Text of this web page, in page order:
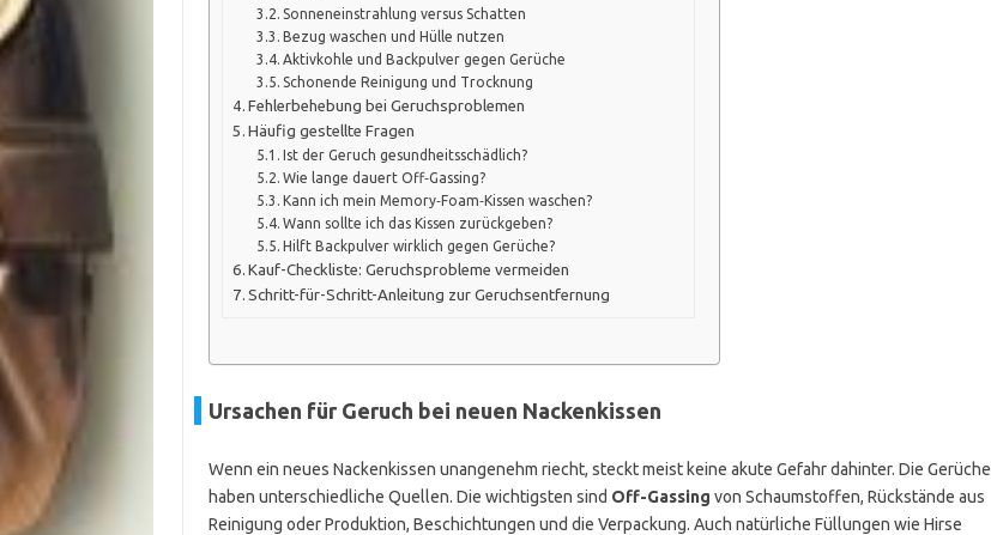
Sonneneinstrahlung versus Schatten
Bezug waschen und Hülle nutzen
Aktivkohle und Backpulver gegen Gerüche
Schonende Reinigung und Trocknung
Fehlerbehebung bei Geruchsproblemen
Häufig gestellte Fragen
Ist der Geruch gesundheitsschädlich?
Wie lange dauert Off‑Gassing?
Kann ich mein Memory‑Foam‑Kissen waschen?
Wann sollte ich das Kissen zurückgeben?
Hilft Backpulver wirklich gegen Gerüche?
Kauf-Checkliste: Geruchsprobleme vermeiden
Schritt-für-Schritt-Anleitung zur Geruchsentfernung
Ursachen für Geruch bei neuen Nackenkissen
Wenn ein neues Nackenkissen unangenehm riecht, steckt meist keine akute Gefahr dahinter. Die Gerüche
haben unterschiedliche Quellen. Die wichtigsten sind Off-Gassing von Schaumstoffen, Rückstände aus
Reinigung oder Produktion, Beschichtungen und die Verpackung. Auch natürliche Füllungen wie Hirse